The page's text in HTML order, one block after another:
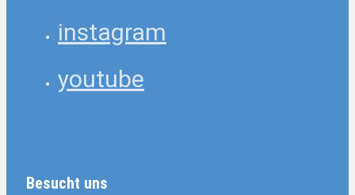
instagram
youtube
Besucht uns